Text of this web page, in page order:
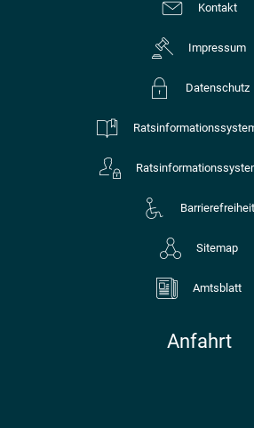
Kontakt
Impressum
Datenschutz
Barrierefreiheit
Sitemap
Amtsblatt
Anfahrt